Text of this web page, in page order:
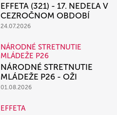
EFFETA (321) - 17. NEDEĽA V
CEZROČNOM OBDOBÍ
24.07.2026
NÁRODNÉ STRETNUTIE
MLÁDEŽE P26
NÁRODNÉ STRETNUTIE
MLÁDEŽE P26 - OŽI
01.08.2026
EFFETA